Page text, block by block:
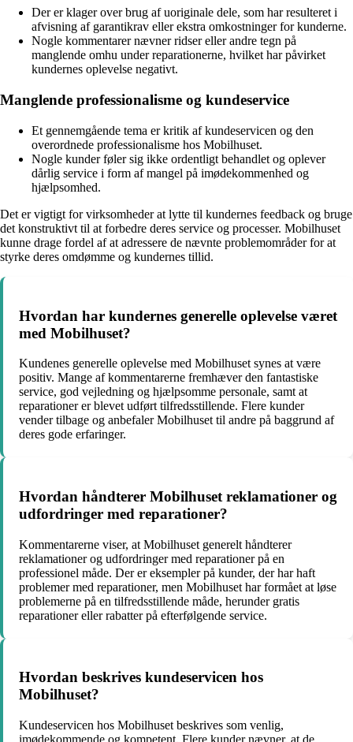
Der er klager over brug af uoriginale dele, som har resulteret i
afvisning af garantikrav eller ekstra omkostninger for kunderne.
Nogle kommentarer nævner ridser eller andre tegn på
manglende omhu under reparationerne, hvilket har påvirket
kundernes oplevelse negativt.
Manglende professionalisme og kundeservice
Et gennemgående tema er kritik af kundeservicen og den
overordnede professionalisme hos Mobilhuset.
Nogle kunder føler sig ikke ordentligt behandlet og oplever
dårlig service i form af mangel på imødekommenhed og
hjælpsomhed.
Det er vigtigt for virksomheder at lytte til kundernes feedback og bruge
det konstruktivt til at forbedre deres service og processer. Mobilhuset
kunne drage fordel af at adressere de nævnte problemområder for at
styrke deres omdømme og kundernes tillid.
Hvordan har kundernes generelle oplevelse været
med Mobilhuset?
Kundenes generelle oplevelse med Mobilhuset synes at være
positiv. Mange af kommentarerne fremhæver den fantastiske
service, god vejledning og hjælpsomme personale, samt at
reparationer er blevet udført tilfredsstillende. Flere kunder
vender tilbage og anbefaler Mobilhuset til andre på baggrund af
deres gode erfaringer.
Hvordan håndterer Mobilhuset reklamationer og
udfordringer med reparationer?
Kommentarerne viser, at Mobilhuset generelt håndterer
reklamationer og udfordringer med reparationer på en
professionel måde. Der er eksempler på kunder, der har haft
problemer med reparationer, men Mobilhuset har formået at løse
problemerne på en tilfredsstillende måde, herunder gratis
reparationer eller rabatter på efterfølgende service.
Hvordan beskrives kundeservicen hos
Mobilhuset?
Kundeservicen hos Mobilhuset beskrives som venlig,
imødekommende og kompetent. Flere kunder nævner, at de